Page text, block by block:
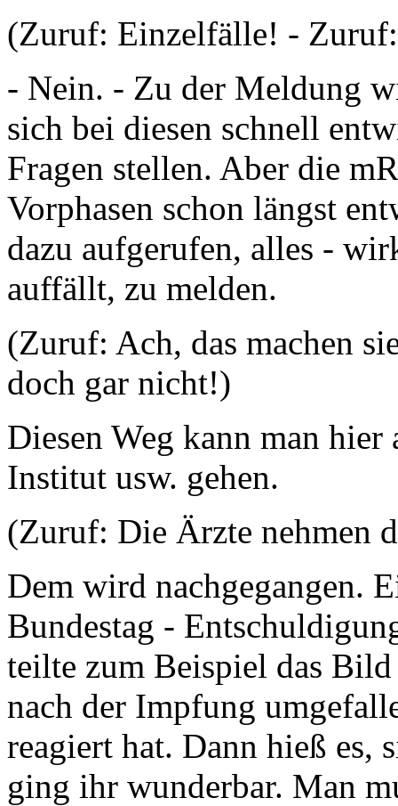
(Zuruf: Einzelfälle! -
- Nein. - Zu der Meldung
sich bei diesen schnell
Fragen stellen. Aber die
Vorphasen schon längst
dazu aufgerufen, alles -
auffällt, zu melden.
(Zuruf: Ach, das machen
doch gar nicht!)
Diesen Weg kann man
Institut usw. gehen.
(Zuruf: Die Ärzte nehmen
Dem wird nachgegangen.
Bundestag -
teilte zum Beispiel das
nach der Impfung
reagiert hat. Dann hieß es,
ging ihr wunderbar. Man